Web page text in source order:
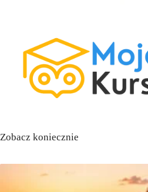
Zobacz koniecznie